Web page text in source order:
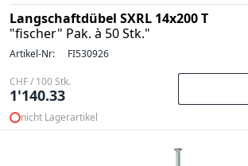
Langschaftdübel SXRL 14x200 T
"fischer" Pak. à 50 Stk."
Artikel-Nr: FI530926
CHF / 100 Stk.
1'140.33
nicht Lagerartikel